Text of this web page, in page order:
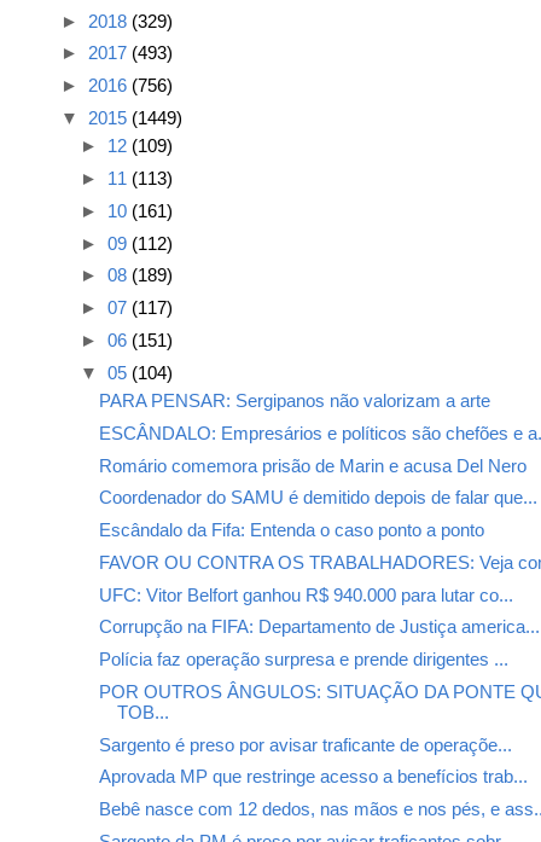
► 2018 (329)
► 2017 (493)
► 2016 (756)
▼ 2015 (1449)
► 12 (109)
► 11 (113)
► 10 (161)
► 09 (112)
► 08 (189)
► 07 (117)
► 06 (151)
▼ 05 (104)
PARA PENSAR: Sergipanos não valorizam a arte
ESCÂNDALO: Empresários e políticos são chefões e
Romário comemora prisão de Marin e acusa Del Nero
Coordenador do SAMU é demitido depois de falar que...
Escândalo da Fifa: Entenda o caso ponto a ponto
FAVOR OU CONTRA OS TRABALHADORES: Veja
UFC: Vitor Belfort ganhou R$ 940.000 para lutar co...
Corrupção na FIFA: Departamento de Justiça america...
Polícia faz operação surpresa e prende dirigentes ...
POR OUTROS ÂNGULOS: SITUAÇÃO DA PONTE
TOB...
Sargento é preso por avisar traficante de operaçõe...
Aprovada MP que restringe acesso a benefícios trab...
Bebê nasce com 12 dedos, nas mãos e nos pés, e